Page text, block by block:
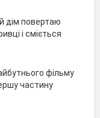
дім повертаю
і сміється
фільму
частину